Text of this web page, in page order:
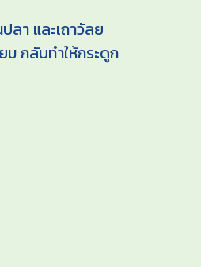
า และเถาวัลย
กลับทำให้กระดูก